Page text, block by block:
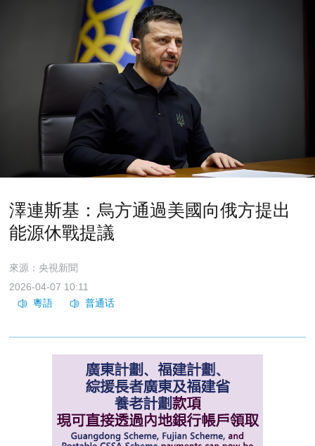
澤連斯基：烏方通過美國向俄方提出
能源休戰提議
來源：央視新聞
2026-04-07 10:11